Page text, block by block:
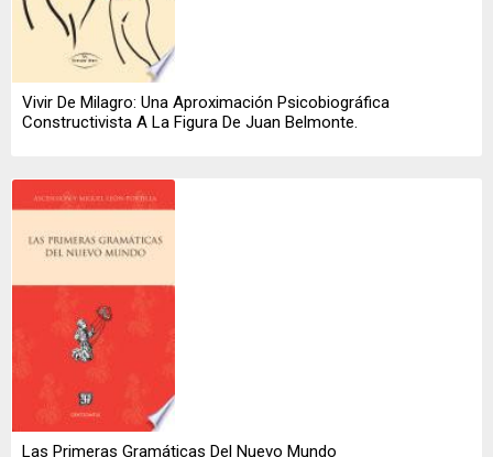
Vivir De Milagro: Una Aproximación Psicobiográfica
Constructivista A La Figura De Juan Belmonte.
Las Primeras Gramáticas Del Nuevo Mundo